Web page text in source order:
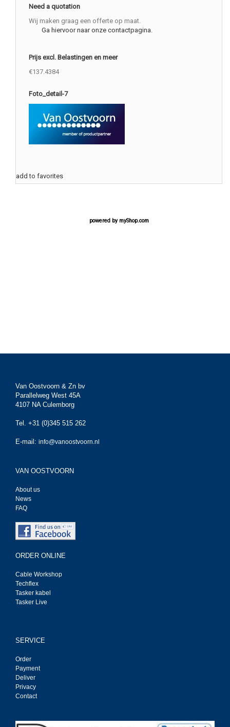
Need a quotation
Wij maken graag een offerte op maat.
Ga hiervoor naar onze contactpagina.
Prijs excl. Belastingen en meer
€137.4384
Foto_detail-7
add to favorites
powered by myShop.com
Van Oostvoorn & Zn bv
Parallelweg West 45A
4107 NA Culemborg
Tel. +31 (0)345 515 262
E-mail: info@vanoostvoorn.nl
VAN OOSTVOORN
About us
News
FAQ
ORDER ONLINE
Cable Workshop
Techflex
Tasker kabel
Tasker Live
SERVICE
Order
Payment
Deliver
Privacy
Contact